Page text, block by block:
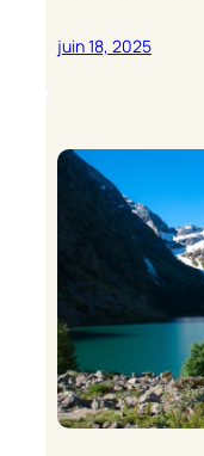
juin 18, 2025